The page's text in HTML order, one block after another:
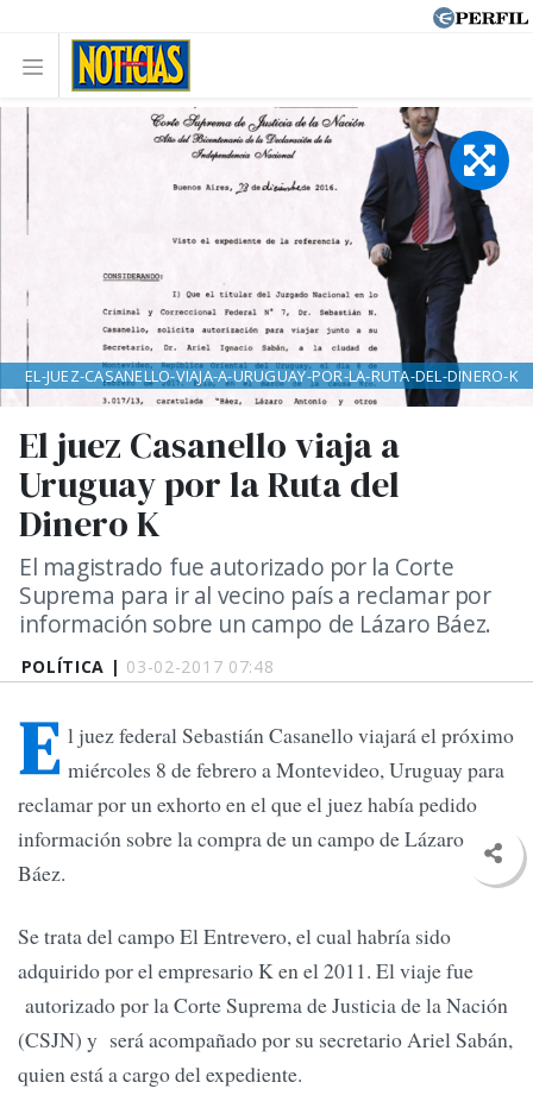
POLÍTICA | 03-02-2017 07:48
El juez Casanello viaja a
Uruguay por la Ruta del
Dinero K
El magistrado fue autorizado por la Corte
Suprema para ir al vecino país a reclamar por
información sobre un campo de Lázaro Báez.
EL-JUEZ-CASANELLO-VIAJA-A-URUGUAY-POR-LA-RUTA-DEL-DINERO-K
E l juez federal Sebastián Casanello viajará el próximo
miércoles 8 de febrero a Montevideo, Uruguay para
reclamar por un exhorto en el que el juez había pedido
información sobre la compra de un campo de Lázaro
Báez.
Se trata del campo El Entrevero, el cual habría sido
adquirido por el empresario K en el 2011. El viaje fue
autorizado por la Corte Suprema de Justicia de la Nación
(CSJN) y será acompañado por su secretario Ariel Sabán,
quien está a cargo del expediente.